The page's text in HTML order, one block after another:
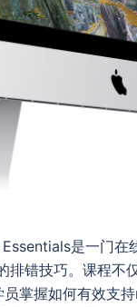
是一门在
排错技巧。课程不
掌握如何有效支